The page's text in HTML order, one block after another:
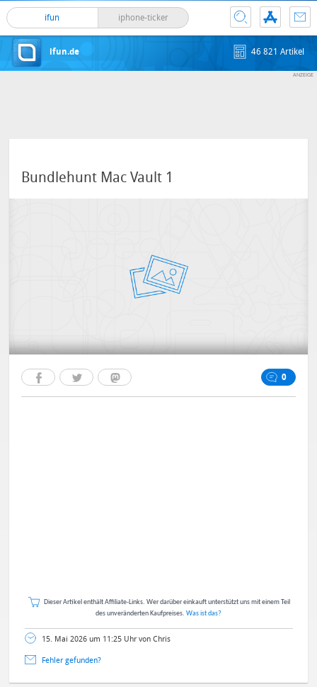
ifun iphone-ticker
ifun.de 46 821 Artikel
Bundlehunt Mac Vault 1
0
Dieser Artikel enthält Affiliate-Links. Wer darüber einkauft unterstützt uns mit einem Teil
des unveränderten Kaufpreises. Was ist das?
15. Mai 2026 um 11:25 Uhr von Chris
Fehler gefunden?